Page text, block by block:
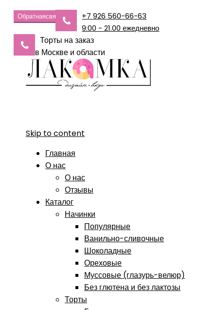
Обратнаясвязь
+7 926 560-66-63
9:00 - 21.00 ежедневно
Торты на заказ
в Москве и области
Skip to content
Главная
О нас
О нас
Отзывы
Каталог
Начинки
Популярные
Ванильно-сливочные
Шоколадные
Ореховые
Муссовые (глазурь-велюр)
Без глютена и без лактозы
Торты